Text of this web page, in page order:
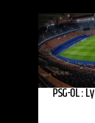
PSG-OL :